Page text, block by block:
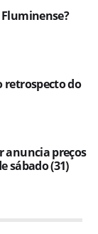
retrospecto do
anuncia preços
sábado (31)